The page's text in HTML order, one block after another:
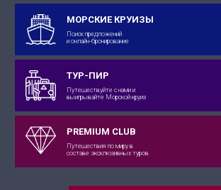
МОРСКИЕ КРУИЗЫ
Поиск предложений
и онлайн-бронирование
ТУР-ПИР
Путешествуйте с нами и
выигрывайте Морской круиз
PREMIUM CLUB
Путешествия по миру в
составе эксклюзивных туров